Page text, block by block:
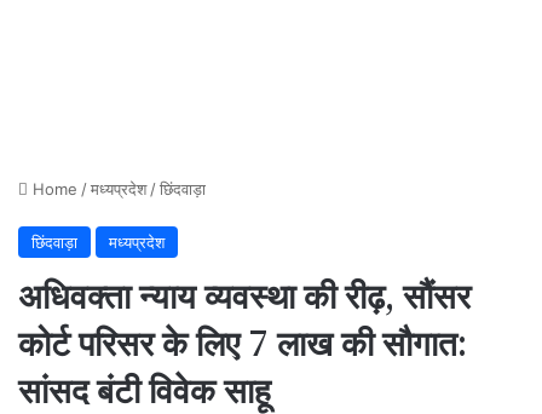
Home /मध्यप्रदेश /छिंदवाड़ा
छिंदवाड़ा मध्यप्रदेश
अधिवक्ता न्याय व्यवस्था की रीढ़, सौंसर
कोर्ट परिसर के लिए 7 लाख की सौगात:
सांसद बंटी विवेक साहू